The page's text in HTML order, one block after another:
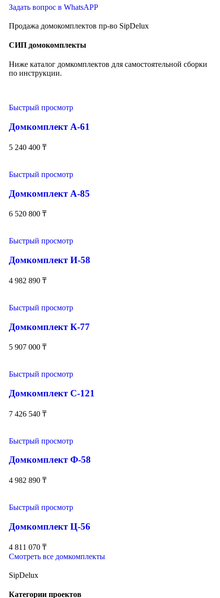
Задать вопрос в WhatsAPP
Продажа домокомплектов пр-во SipDelux
СИП домокомплекты
Ниже каталог домкомплектов для самостоятельной сборки
по инструкции.
Быстрый просмотр
Домкомплект А-61
5 240 400 ₸
Быстрый просмотр
Домкомплект А-85
6 520 800 ₸
Быстрый просмотр
Домкомплект И-58
4 982 890 ₸
Быстрый просмотр
Домкомплект К-77
5 907 000 ₸
Быстрый просмотр
Домкомплект С-121
7 426 540 ₸
Быстрый просмотр
Домкомплект Ф-58
4 982 890 ₸
Быстрый просмотр
Домкомплект Ц-56
4 811 070 ₸
Смотреть все домкомплекты
SipDelux
Категории проектов